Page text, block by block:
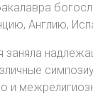
Англию,
заняла
и